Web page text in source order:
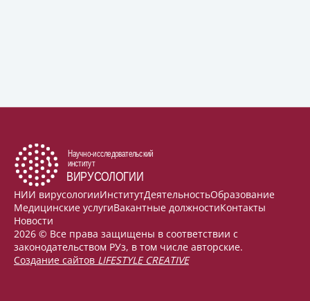
НИИ вирусологииИнститутДеятельностьОбразование
Медицинские услугиВакантные должностиКонтакты
Новости
2026 © Все права защищены в соответствии с
законодательством РУз, в том числе авторские.
Создание сайтов LIFESTYLE CREATIVE